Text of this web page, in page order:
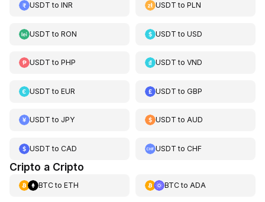
USDT to INR USDT toPLN
USDT to RON USDT toUSD
USDT to PHP USDT toVND
USDT to EUR USDT toGBP
USDT to JPY USDT toAUD
USDT to CAD USDT toCHF
Cripto a Cripto
BTCto ETH BTCto ADA